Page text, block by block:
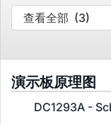
查看全部 (3)
演示板原理图
DC1293A -